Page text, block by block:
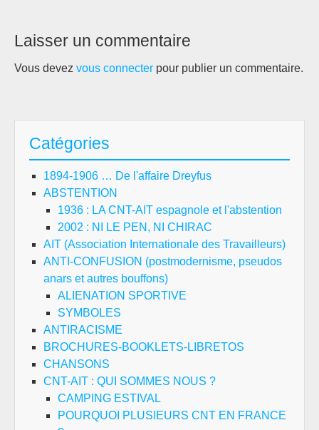
Laisser un commentaire
Vous devez vous connecter pour publier un commentaire.
Catégories
1894-1906 … De l'affaire Dreyfus
ABSTENTION
1936 : LA CNT-AIT espagnole et l'abstention
2002 : NI LE PEN, NI CHIRAC
AIT (Association Internationale des Travailleurs)
ANTI-CONFUSION (postmodernisme, pseudos
anars et autres bouffons)
ALIENATION SPORTIVE
SYMBOLES
ANTIRACISME
BROCHURES-BOOKLETS-LIBRETOS
CHANSONS
CNT-AIT : QUI SOMMES NOUS ?
CAMPING ESTIVAL
POURQUOI PLUSIEURS CNT EN FRANCE